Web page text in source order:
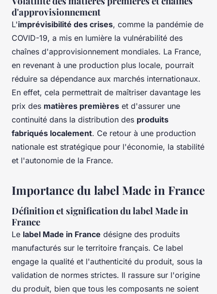
d'approvisionnement
L'imprévisibilité des crises, comme la pandémie de
COVID-19, a mis en lumière la vulnérabilité des
chaînes d'approvisionnement mondiales. La France,
en revenant à une production plus locale, pourrait
réduire sa dépendance aux marchés internationaux.
En effet, cela permettrait de maîtriser davantage les
prix des matières premières et d'assurer une
continuité dans la distribution des produits
fabriqués localement. Ce retour à une production
nationale est stratégique pour l'économie, la stabilité
et l'autonomie de la France.
Importance du label Made in France
Définition et signification du label Made in
France
Le label Made in France désigne des produits
manufacturés sur le territoire français. Ce label
engage la qualité et l'authenticité du produit, sous la
validation de normes strictes. Il rassure sur l'origine
du produit, bien que tous les composants ne soient